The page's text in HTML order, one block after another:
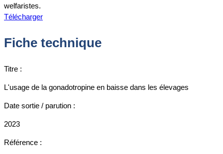
welfaristes.
Télécharger
Fiche technique
Titre :
L'usage de la gonadotropine en baisse dans les élevages
Date sortie / parution :
2023
Référence :